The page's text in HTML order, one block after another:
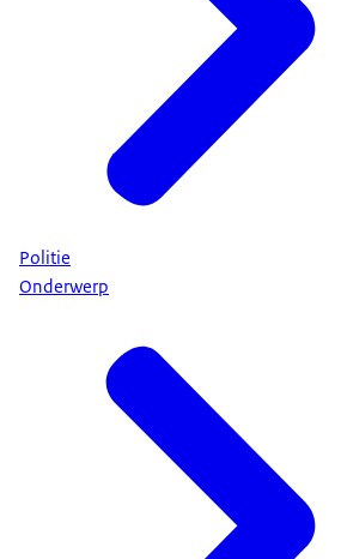
Politie
Onderwerp